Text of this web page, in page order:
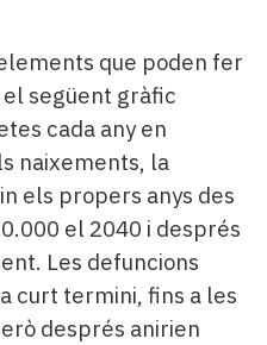
que poden fer
següent gràfic
cada any en
naixements, la
els propers anys des
el 2040 i després
Les defuncions
curt termini, fins a les
després anirien